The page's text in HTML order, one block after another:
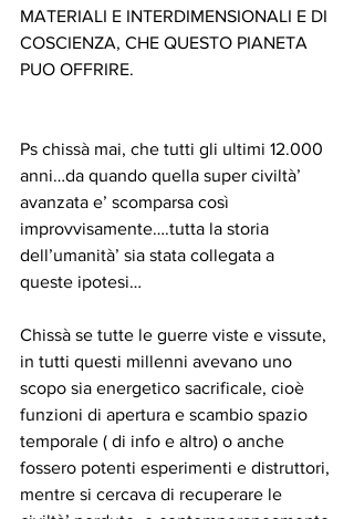
MATERIALI E INTERDIMENSIONALI E DI
COSCIENZA, CHE QUESTO PIANETA
PUO OFFRIRE.
Ps chissà mai, che tutti gli ultimi 12.000
anni…da quando quella super civiltà’
avanzata e’ scomparsa così
improvvisamente….tutta la storia
dell’umanità’ sia stata collegata a
queste ipotesi…
Chissà se tutte le guerre viste e vissute,
in tutti questi millenni avevano uno
scopo sia energetico sacrificale, cioè
funzioni di apertura e scambio spazio
temporale ( di info e altro) o anche
fossero potenti esperimenti e distruttori,
mentre si cercava di recuperare le